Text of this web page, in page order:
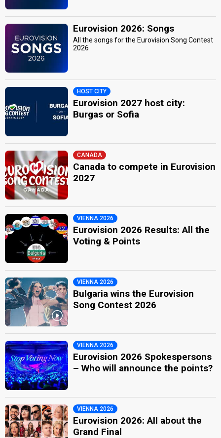
Eurovision 2026: Songs
All the songs for the Eurovision Song Contest
2026
HOST CITY
Eurovision 2027 host city:
Burgas or Sofia
CANADA
Canada to compete in Eurovision
2027
VIENNA 2026
Eurovision 2026 Results: All the
Voting & Points
VIENNA 2026
Bulgaria wins the Eurovision
Song Contest 2026
VIENNA 2026
Eurovision 2026 Spokespersons
– Who will announce the points?
VIENNA 2026
Eurovision 2026: All about the
Grand Final